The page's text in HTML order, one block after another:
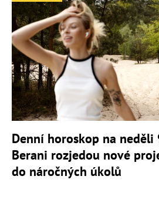
Denní horoskop na neděli
Berani rozjedou nové
do náročných úkolů